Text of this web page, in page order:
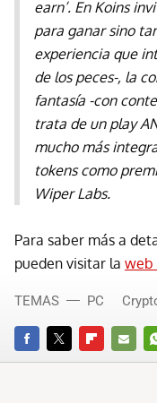
earn’. En Koins
para ganar sino
experiencia que
de los peces-, la
fantasía -con
trata de un play
mucho más
tokens como
Wiper Labs.
Para saber más a
pueden visitar la web
FACEBOOKTWITTERFLIPBOARD
E-
TEMAS PC